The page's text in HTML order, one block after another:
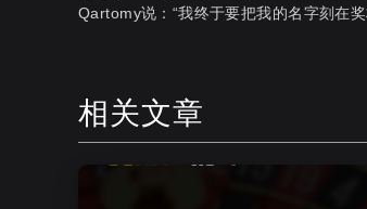
Qartomy说：“我终于要把我的名字刻在
相关文章